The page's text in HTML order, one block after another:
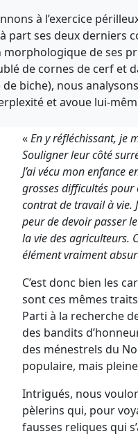
à l’exercice
part ses deux derniers
de ses
de cornes de cerf et
de biche), nous
et avoue lui-
«En y réfléchissant, je
Souligner leur côté
J’ai vécu mon enfance
grosses difficultés pour
contrat de travail à vie.
peur de devoir passer
la vie des agriculteurs.
élément vraiment
C’est donc bien les
sont ces mêmes
Parti à la recherche
des bandits
des ménestrels du
populaire, mais
Intrigués, nous
pèlerins qui, pour
fausses reliques qui